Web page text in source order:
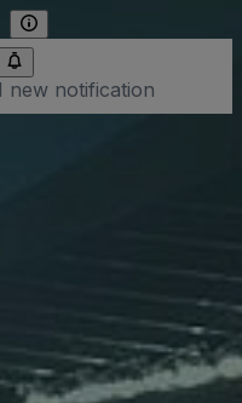
new notification